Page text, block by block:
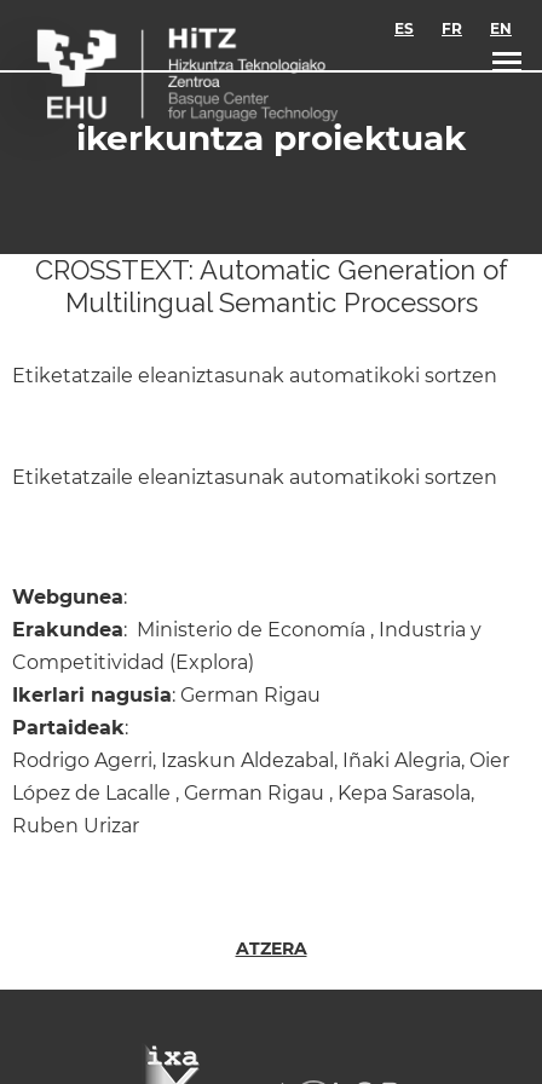
ES FR EN
ikerkuntza proiektuak
CROSSTEXT: Automatic Generation of
Multilingual Semantic Processors
Etiketatzaile eleaniztasunak automatikoki sortzen
Etiketatzaile eleaniztasunak automatikoki sortzen
Webgunea:
Erakundea: Ministerio de Economía , Industria y
Competitividad (Explora)
Ikerlari nagusia: German Rigau
Partaideak:
Rodrigo Agerri, Izaskun Aldezabal, Iñaki Alegria, Oier
López de Lacalle , German Rigau , Kepa Sarasola,
Ruben Urizar
ATZERA